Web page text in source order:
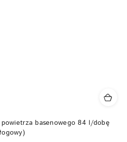
basenowego 84 l/dobę